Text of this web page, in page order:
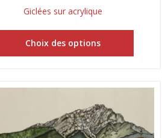
Giclées sur acrylique
Choix des options